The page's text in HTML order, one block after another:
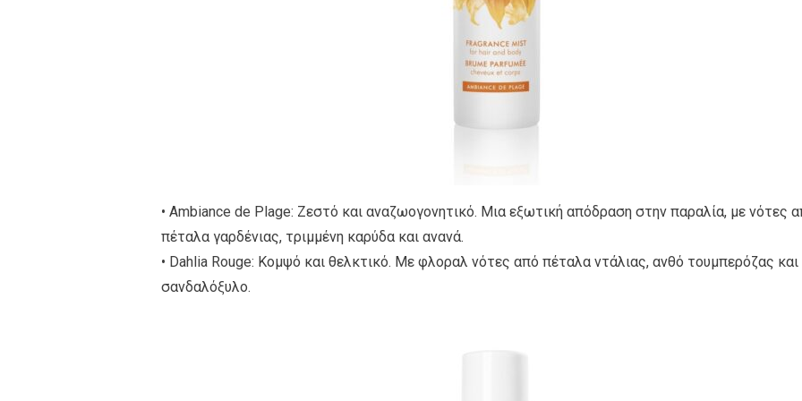
• Ambiance de Plage: Ζεστό και αναζωογονητικό. Μια εξωτική απόδραση στην παραλία, με νότες
πέταλα γαρδένιας, τριμμένη καρύδα και ανανά.
• Dahlia Rouge: Κομψό και θελκτικό. Με φλοραλ νότες από πέταλα ντάλιας, ανθό τουμπερόζας και
σανδαλόξυλο.